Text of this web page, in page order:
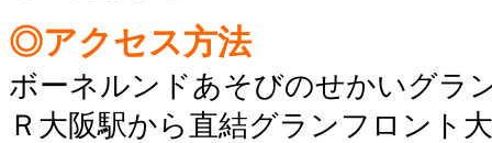
◎アクセス方法
ボーネルンドあそびのせかいグラ
Ｒ大阪駅から直結グランフロント